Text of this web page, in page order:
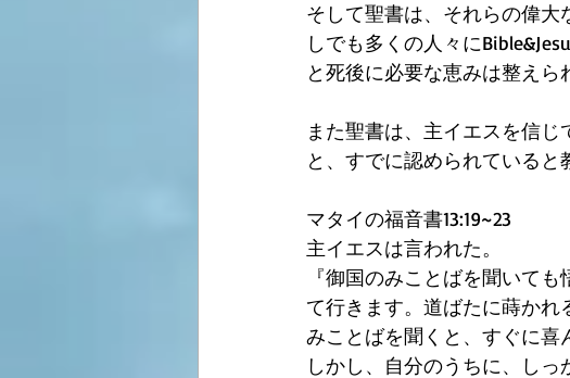
そして聖書は、それらの偉大
しでも多くの人々に
と死後に必要な恵みは整えら
また聖書は、主イエスを信
と、すでに認められていると
マタイの福音書13:19~23
主イエスは言われた。
『御国のみことばを聞いて
て行きます。道ばたに蒔かれ
みことばを聞くと、すぐに喜
しかし、自分のうちに、し